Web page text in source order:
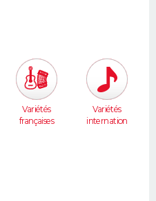
Variétés
françaises
Variétés
internation